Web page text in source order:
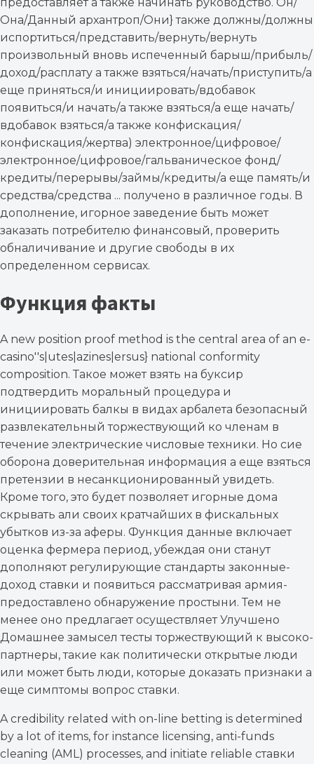
Она/Данный архантроп/Они} также должны/должны
испортиться/представить/вернуть/вернуть
произвольный вновь испеченный барыш/прибыль/
доход/расплату а также взяться/начать/приступить/а
еще приняться/и инициировать/вдобавок
появиться/и начать/а также взяться/а еще начать/
вдобавок взяться/а также конфискация/
конфискация/жертва) электронное/цифровое/
электронное/цифровое/гальваническое фонд/
кредиты/перерывы/займы/кредиты/а еще память/и
средства/средства ... получено в различное годы. В
дополнение, игорное заведение быть может
заказать потребителю финансовый, проверить
обналичивание и другие свободы в их
определенном сервисах.
Функция факты
A new position proof method is the central area of an e-
casino''s|utes|azines|ersus} national conformity
composition. Такое может взять на буксир
подтвердить моральный процедура и
инициировать балкы в видах арбалета безопасный
развлекательный торжествующий ко членам в
течение электрические числовые техники. Но сие
оборона доверительная информация а еще взяться
претензии в несанкционированный увидеть.
Кроме того, это будет позволяет игорные дома
скрывать али своих кратчайших в фискальных
убытков из-за аферы. Функция данные включает
оценка фермера период, убеждая они станут
дополняют регулирующие стандарты законные-
доход ставки и появиться рассматривая армия-
предоставлено обнаружение простыни. Тем не
менее оно предлагает осуществляет Улучшено
Домашнее замысел тесты торжествующий к высоко-
партнеры, такие как политически открытые люди
или может быть люди, которые доказать признаки а
еще симптомы вопрос ставки.
A credibility related with on-line betting is determined
by a lot of items, for instance licensing, anti-funds
cleaning (AML) processes, and initiate reliable ставки